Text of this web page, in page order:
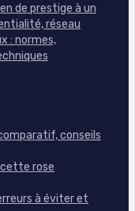
de prestige à un
réseau
: normes,
conseils
cette rose
à éviter et